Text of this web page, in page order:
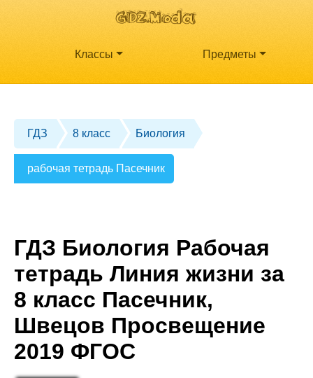
Классы Предметы
ГДЗ 8 класс Биология
рабочая тетрадь Пасечник
ГДЗ Биология Рабочая
тетрадь Линия жизни за
8 класс Пасечник,
Швецов Просвещение
2019 ФГОС